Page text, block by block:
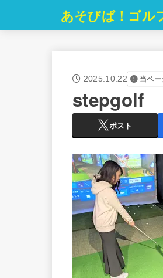
あそびば！ゴル
2025.10.22 当ペ
stepgolf
ポスト